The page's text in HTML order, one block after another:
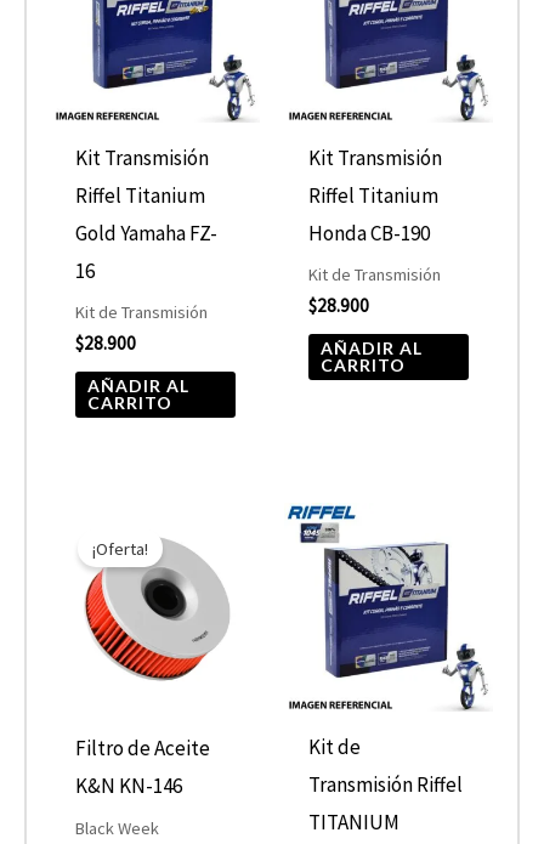
Kit Transmisión
Riffel Titanium
Gold Yamaha FZ-
16
Kit de Transmisión
$28.900
AÑADIR AL
CARRITO
Kit Transmisión
Riffel Titanium
Honda CB-190
Kit de Transmisión
$28.900
AÑADIR AL
CARRITO
¡Oferta!
Filtro de Aceite
K&N KN-146
Black Week
precio
original
era:
$10.890.
actual
es:
$5.445.
Kit de
Transmisión Riffel
TITANIUM